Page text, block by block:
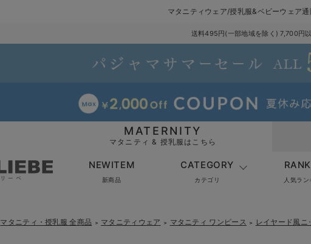
マタニティウェア/授乳服&ベビーウェア
送料495円(一部地域を除く) 7,700円
MATERNITY
マタニティ & 授乳服はこちら
NEWITEM
新商品
CATEGORY
カテゴリ 人気ラ
マタニティ・授乳服 全商品 ＞ マタニティウェア ＞ マタニティ ワンピース ＞ レイヤード風